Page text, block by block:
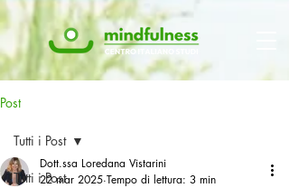
Post
Tutti i Post
Tutti i Post
Dott.ssa Loredana Vistarini
22 mar 2025 Tempo di lettura: 3 min